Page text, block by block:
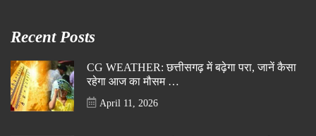
Recent Posts
CG WEATHER: छत्तीसगढ़ में बढ़ेगा परा, जानें कैसा
रहेगा आज का मौसम …
April 11, 2026